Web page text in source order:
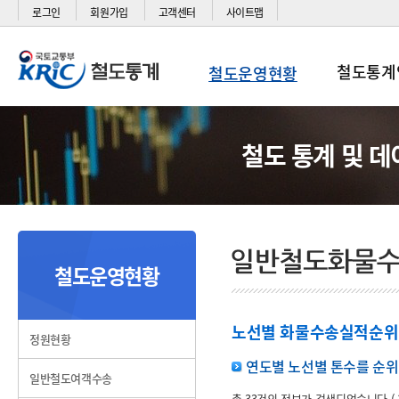
로그인 회원가입 고객센터 사이트맵
철도운영현황 철도통
철도 통계 및 데
철도운영현황
정원현황
일반철도여객수송
노선별 화물수송실적순
연도별 노선별 톤수를 순